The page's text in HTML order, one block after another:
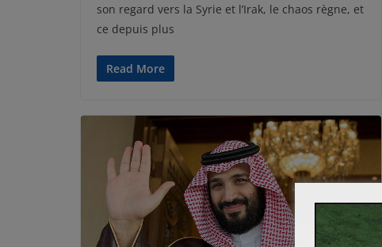
son regard vers la Syrie et l’Irak, le chaos règne, et
ce depuis plus
Read More